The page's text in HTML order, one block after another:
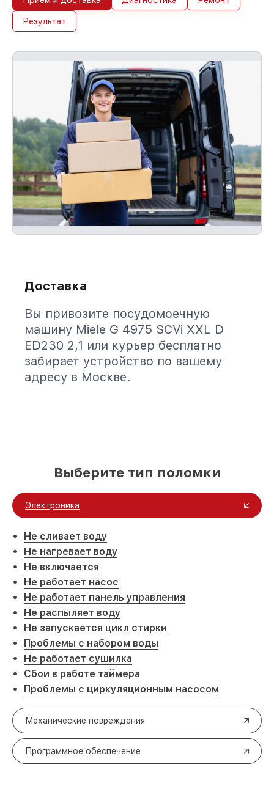
Результат
Доставка
Вы привозите посудомоечную
машину Miele G 4975 SCVi XXL D
ED230 2,1 или курьер бесплатно
забирает устройство по вашему
адресу в Москве.
Выберите тип поломки
Электроника
Не сливает воду
Не нагревает воду
Не включается
Не работает насос
Не работает панель управления
Не распыляет воду
Не запускается цикл стирки
Проблемы с набором воды
Не работает сушилка
Сбои в работе таймера
Проблемы с циркуляционным насосом
Механические повреждения
Программное обеспечение